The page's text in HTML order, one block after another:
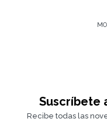
Suscríbete
Recibe todas las